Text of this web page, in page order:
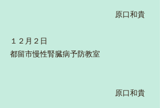
原口和貴
１２月２日
都留市慢性腎臓病予防教室
原口和貴